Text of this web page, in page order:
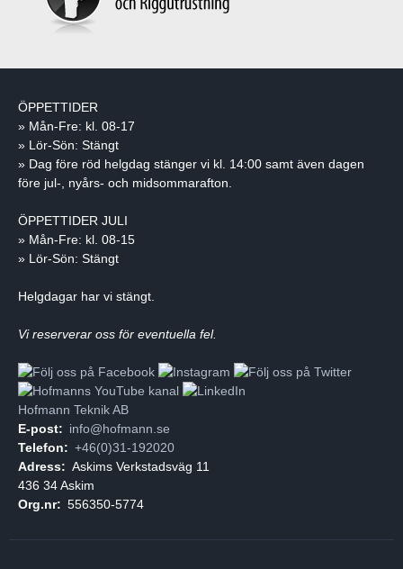
ÖPPETTIDER
» Mån-Fre: kl. 08-17
» Lör-Sön: Stängt
» Dag före röd helgdag stänger vi kl. 14:00 samt även dagen
före jul-, nyårs- och midsommarafton.
ÖPPETTIDER JULI
» Mån-Fre: kl. 08-15
» Lör-Sön: Stängt
Helgdagar har vi stängt.
Vi reserverar oss för eventuella fel.
Hofmann Teknik AB
E-post: info@hofmann.se
Telefon: +46(0)31-192020
Adress: Askims Verkstadsväg 11
436 34 Askim
Org.nr: 556350-5774